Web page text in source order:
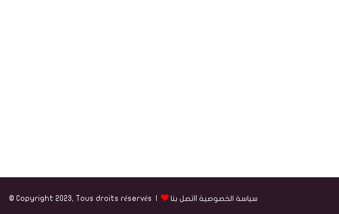
© Copyright 2023, Tous droits réservés | سياسة الخصوصية اتصل بنا